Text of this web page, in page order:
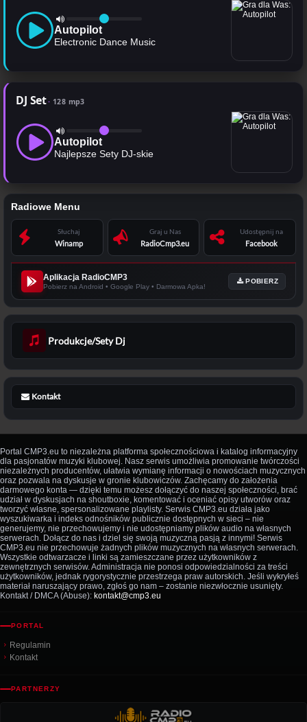
Autopilot
Electronic Dance Music
DJ Set 128 mp3
Autopilot
Najlepsze Sety DJ-skie
Radiowe Menu
Słuchaj
Winamp
Graj u Nas
RadioCmp3.eu
Udostępnij na
Facebook
Aplikacja RadioCMP3
Pobierz na Android • Google Play • Darmowa Apka!
POBIERZ
Produkcje/Sety Dj
Kontakt
Portal CMP3.eu to niezależna platforma społecznościowa i katalog informacyjny
dla pasjonatów muzyki klubowej. Nasz serwis umożliwia promowanie twórczości
niezależnych producentów, ułatwia wymianę informacji o nowościach muzycznych
oraz pozwala na dyskusje w gronie klubowiczów. Zachęcamy do założenia
darmowego konta — dzięki temu możesz dołączyć do naszej społeczności, brać
udział w dyskusjach na shoutboxie, komentować i oceniać opisy utworów oraz
tworzyć własne, spersonalizowane playlisty. Serwis CMP3.eu działa jako
wyszukiwarka i indeks odnośników publicznie dostępnych w sieci – nie
generujemy, nie przechowujemy i nie udostępniamy plików audio na własnych
serwerach. Dołącz do nas i dziel się swoją muzyczną pasją z innymi! Serwis
CMP3.eu nie przechowuje żadnych plików muzycznych na własnych serwerach.
Wszystkie odtwarzacze i linki są zamieszczane przez użytkowników z
zewnętrznych serwisów. Administracja nie ponosi odpowiedzialności za treści
użytkowników, jednak rygorystycznie przestrzega praw autorskich. Jeśli wykryłeś
materiał naruszający prawo, zgłoś go nam – zostanie niezwłocznie usunięty.
Kontakt / DMCA (Abuse): kontakt@cmp3.eu
PORTAL
Regulamin
Kontakt
PARTNERZY